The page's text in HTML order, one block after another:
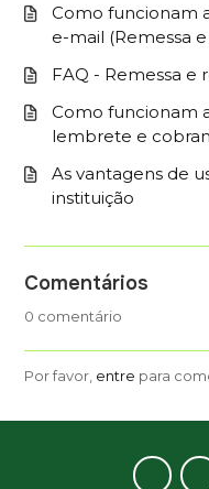
Como funcionam
e-mail (Remessa
FAQ - Remessa e
Como funcionam
lembrete e
As vantagens de
instituição
Comentários
0 comentário
Por favor, entre para